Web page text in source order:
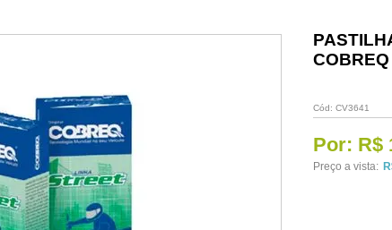
COBREQ
Cód: CV3641
Por: R$
Preço a vista: